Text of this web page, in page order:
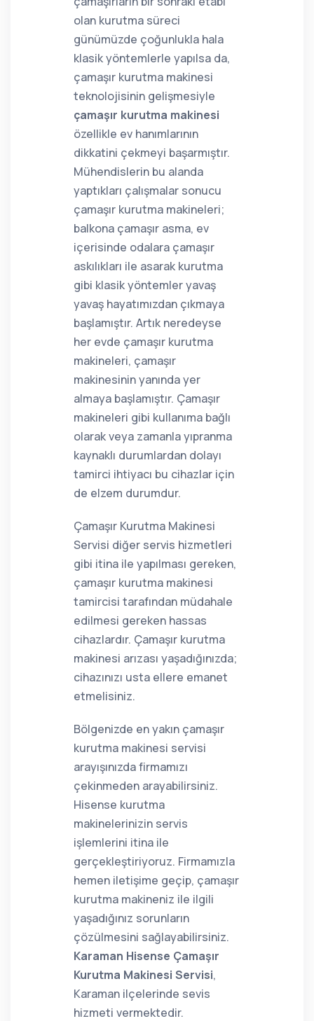
olan kurutma süreci
günümüzde çoğunlukla hala
klasik yöntemlerle yapılsa da,
çamaşır kurutma makinesi
teknolojisinin gelişmesiyle
çamaşır kurutma makinesi
özellikle ev hanımlarının
dikkatini çekmeyi başarmıştır.
Mühendislerin bu alanda
yaptıkları çalışmalar sonucu
çamaşır kurutma makineleri;
balkona çamaşır asma, ev
içerisinde odalara çamaşır
askılıkları ile asarak kurutma
gibi klasik yöntemler yavaş
yavaş hayatımızdan çıkmaya
başlamıştır. Artık neredeyse
her evde çamaşır kurutma
makineleri, çamaşır
makinesinin yanında yer
almaya başlamıştır. Çamaşır
makineleri gibi kullanıma bağlı
olarak veya zamanla yıpranma
kaynaklı durumlardan dolayı
tamirci ihtiyacı bu cihazlar için
de elzem durumdur.
Çamaşır Kurutma Makinesi
Servisi diğer servis hizmetleri
gibi itina ile yapılması gereken,
çamaşır kurutma makinesi
tamircisi tarafından müdahale
edilmesi gereken hassas
cihazlardır. Çamaşır kurutma
makinesi arızası yaşadığınızda;
cihazınızı usta ellere emanet
etmelisiniz.
Bölgenizde en yakın çamaşır
kurutma makinesi servisi
arayışınızda firmamızı
çekinmeden arayabilirsiniz.
Hisense kurutma
makinelerinizin servis
işlemlerini itina ile
gerçekleştiriyoruz. Firmamızla
hemen iletişime geçip, çamaşır
kurutma makineniz ile ilgili
yaşadığınız sorunların
çözülmesini sağlayabilirsiniz.
Karaman Hisense Çamaşır
Kurutma Makinesi Servisi,
Karaman ilçelerinde sevis
hizmeti vermektedir.